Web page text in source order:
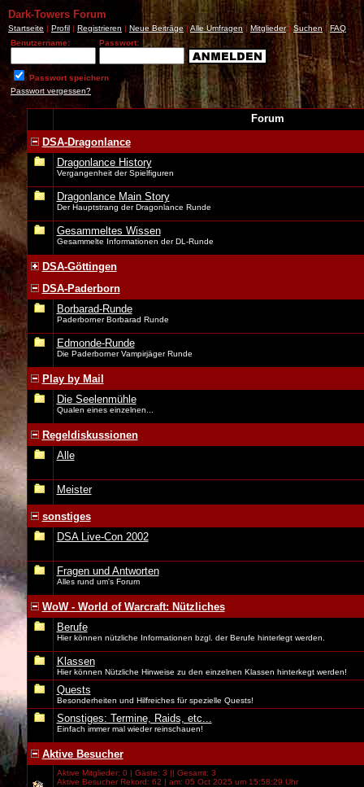
Dark-Towers Forum
Startseite | Profil | Registrieren | Neue Beiträge |Alle Umfragen | Mitglieder|Suchen| FAQ
Benutzername:
Passwort:
Passwort speichern
Passwort vergessen?
Forum
DSA-Dragonlance
Dragonlance History
Vergangenheit der Spielfiguren
Dragonlance Main Story
Der Hauptstrang der Dragonlance Runde
Gesammeltes Wissen
Gesammelte Informationen der DL-Runde
DSA-Göttingen
DSA-Paderborn
Borbarad-Runde
Paderborner Borbarad Runde
Edmonde-Runde
Die Paderborner Vampirjäger Runde
Play by Mail
Die Seelenmühle
Qualen eines einzelnen...
Regeldiskussionen
Alle
Meister
sonstiges
DSA Live-Con 2002
Fragen und Antworten
Alles rund um's Forum
WoW - World of Warcraft: Nützliches
Berufe
Hier können nützliche Informationen bzgl. der Berufe hinterlegt werden.
Klassen
Hier können Nützliche Hinweise zu den einzelnen Klassen hinterkegt werden!
Quests
Besonderheiten und Hilfreiches für spezielle Quests!
Sonstiges: Termine, Raids, etc...
Einfach immer mal wieder reinschauen!
Aktive Besucher
Aktive Mitglieder: 0 | Gäste: 3 || Gesamt: 3
Aktive Besucher Rekord: 62 | am: 05 Oct 2025 um 15:58:29 Uhr